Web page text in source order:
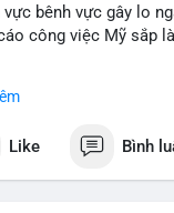
vực bênh vực gây lo
công việc Mỹ sắp
CoinDesk
Like Bình